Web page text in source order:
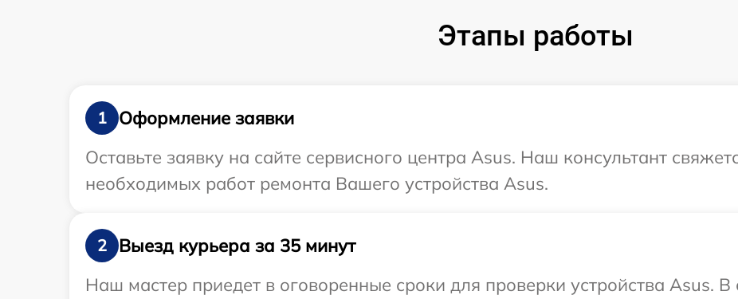
Этапы работы
1
Оформление заявки
Оставьте заявку на сайте сервисного центра Asus. Наш консультант
необходимых работ ремонта Вашего устройства Asus.
2
Выезд курьера за 35 минут
Наш мастер приедет в оговоренные сроки для проверки устройства Asus.